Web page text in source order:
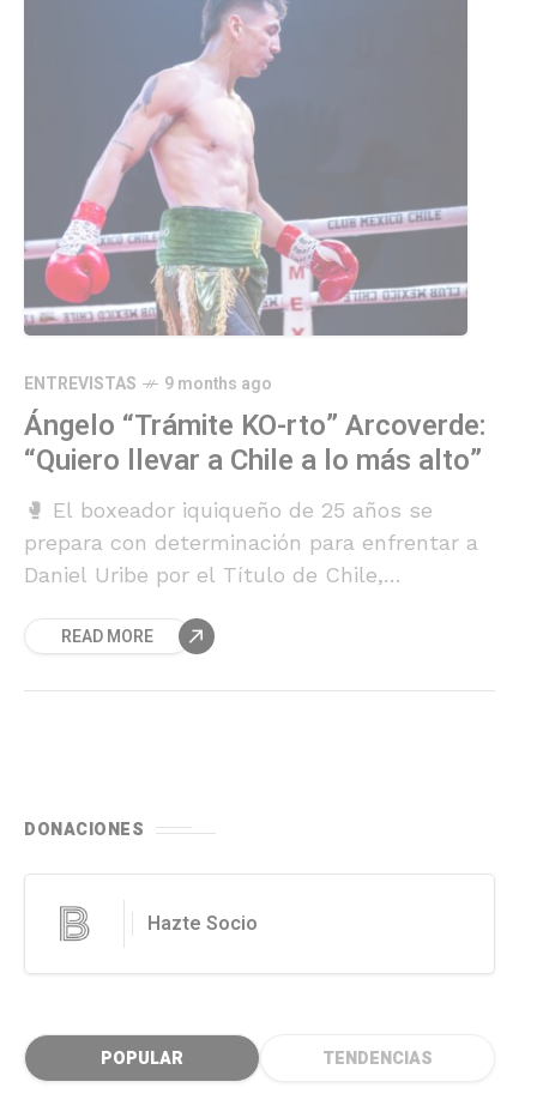
ENTREVISTAS 9 months ago
Ángelo “Trámite KO-rto” Arcoverde:
“Quiero llevar a Chile a lo más alto”
🥊 El boxeador iquiqueño de 25 años se
prepara con determinación para enfrentar a
Daniel Uribe por el Título de Chile,
al Charly Boxing Team.
READ MORE
DONACIONES
Hazte Socio
POPULAR TENDENCIAS